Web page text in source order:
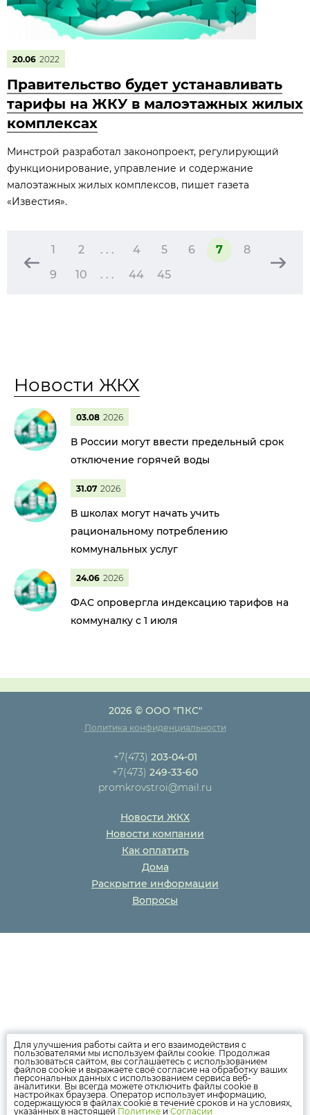
20.06 2022
Правительство будет устанавливать
тарифы на ЖКУ в малоэтажных жилых
комплексах
Минстрой разработал законопроект, регулирующий
функционирование, управление и содержание
малоэтажных жилых комплексов, пишет газета
«Известия».
1 2 . . . 4 5 6 7
8
9
10 . . . 44 45
Новости ЖКХ
03.08 2026
В России могут ввести предельный срок
отключение горячей воды
31.07 2026
В школах могут начать учить
рациональному потреблению
коммунальных услуг
24.06 2026
ФАС опровергла индексацию тарифов на
коммуналку с 1 июля
2026 © ООО "ПКС"
Политика конфиденциальности
+7(473) 203-04-01
+7(473) 249-33-60
promkrovstroi@mail.ru
Новости ЖКХ
Новости компании
Как оплатить
Дома
Раскрытие информации
Вопросы
Для улучшения работы сайта и его взаимодействия с
пользователями мы используем файлы cookie. Продолжая
пользоваться сайтом, вы соглашаетесь с использованием
файлов cookie и выражаете своё согласие на обработку ваших
персональных данных с использованием сервиса веб-
аналитики. Вы всегда можете отключить файлы cookie в
настройках браузера. Оператор использует информацию,
содержащуюся в файлах cookie в течение сроков и на условиях,
указанных в настоящей Политике и Согласии